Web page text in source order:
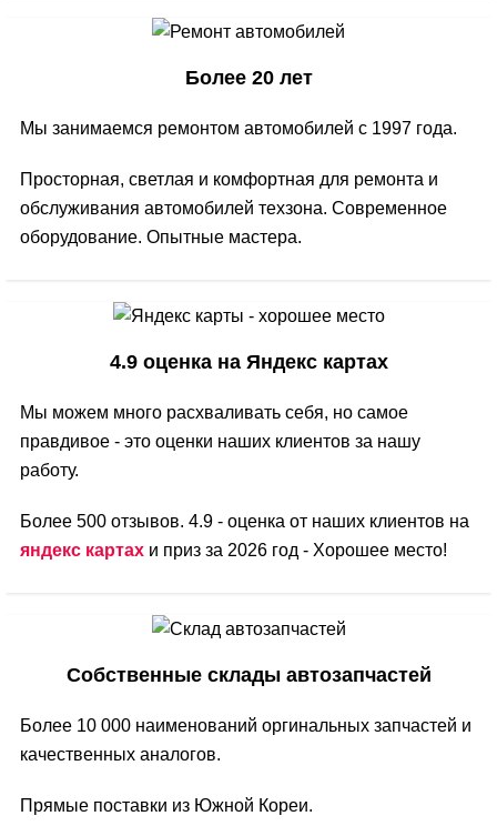
Более 20 лет
Мы занимаемся ремонтом автомобилей с 1997 года.
Просторная, светлая и комфортная для ремонта и
обслуживания автомобилей техзона. Современное
оборудование. Опытные мастера.
4.9 оценка на Яндекс картах
Мы можем много расхваливать себя, но самое
правдивое - это оценки наших клиентов за нашу
работу.
Более 500 отзывов. 4.9 - оценка от наших клиентов на
яндекс картах и приз за 2026 год - Хорошее место!
Собственные склады автозапчастей
Более 10 000 наименований оргинальных запчастей и
качественных аналогов.
Прямые поставки из Южной Кореи.